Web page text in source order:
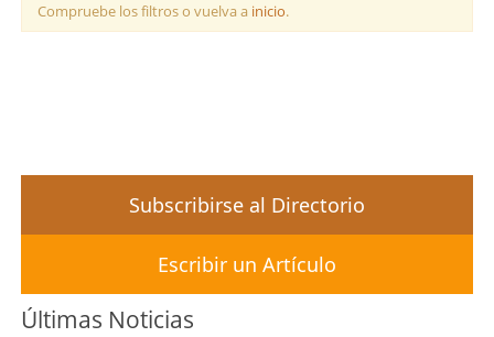
Compruebe los filtros o vuelva a inicio.
Subscribirse al Directorio
Escribir un Artículo
Últimas Noticias